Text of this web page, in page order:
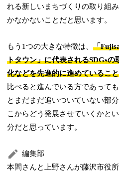
れる新しいまちづくりの取り組
かなかないことだと思います。
もう1つの大きな特徴は、「
トタウン」に代表されるSDGs
化などを先進的に進めていること
比べると進んでいる方であって
とまだまだ追いついていない部
こからどう発展させていくかと
分だと思っています。
編集部
本間さんと上野さんが藤沢市役